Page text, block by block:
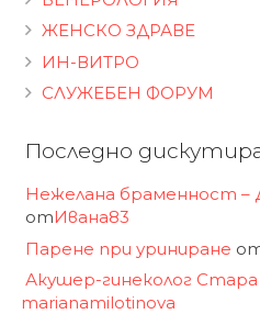
ЖЕНСКО ЗДРАВЕ
ИН-ВИТРО
СЛУЖЕБЕН ФОРУМ
Последно
Нежелана браменност –
отИвана83
Парене при уриниране
Акушер-гинеколог Стара
marianamilotinova